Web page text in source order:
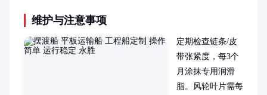
维护与注意事项
定期检查链条/皮
带张紧度，每3个
月涂抹专用润滑
脂。风轮叶片需每